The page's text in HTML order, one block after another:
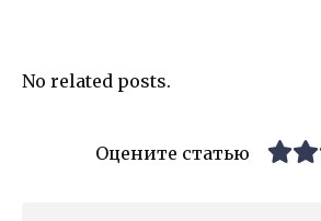
No related posts.
Оцените статью